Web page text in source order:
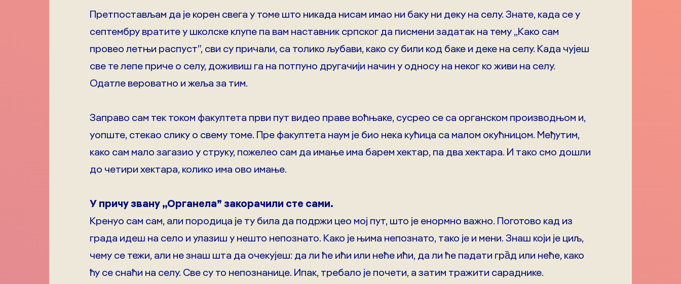
Претпостављам да је корен свега у томе што никада нисам имао ни баку ни деку на селу. Знате, када се у
септембру вратите у школске клупе па вам наставник српског да писмени задатак на тему „Како сам
провео летњи распуст”, сви су причали, са толико љубави, како су били код баке и деке на селу. Када чујеш
све те лепе приче о селу, доживиш га на потпуно другачији начин у односу на неког ко живи на селу.
Одатле вероватно и жеља за тим.
Заправо сам тек током факултета први пут видео праве воћњаке, сусрео се са органском производњом и,
уопште, стекао слику о свему томе. Пре факултета наум је био нека кућица са малом окућницом. Међутим,
како сам мало загазио у струку, пожелео сам да имање има барем хектар, па два хектара. И тако смо дошли
до четири хектара, колико има ово имање.
У причу звану „Органела” закорачили сте сами.
Кренуо сам сам, али породица је ту била да подржи цео мој пут, што је енормно важно. Поготово кад из
града идеш на село и улазиш у нешто непознато. Како је њима непознато, тако је и мени. Знаш који је циљ,
чему се тежи, али не знаш шта да очекујеш: да ли ће ићи или неће ићи, да ли ће падати грȁд или неће, како
ћу се снаћи на селу. Све су то непознанице. Ипак, требало је почети, а затим тражити сараднике.